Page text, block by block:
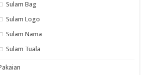
Sulam Bag
Sulam Logo
Sulam Nama
Sulam Tuala